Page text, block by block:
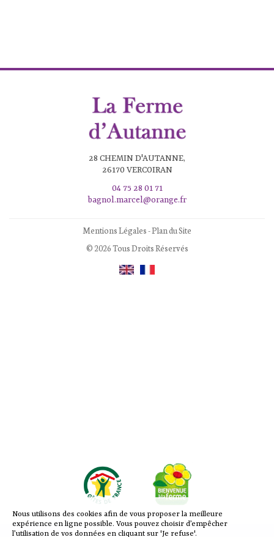
28 CHEMIN D'AUTANNE,
26170 VERCOIRAN
04 75 28 01 71
bagnol.marcel@orange.fr
Mentions Légales-Plan du Site
© 2026 Tous Droits Réservés
Nous utilisons des cookies afin de vous proposer la meilleure
expérience en ligne possible. Vous pouvez choisir d’empêcher
l’utilisation de vos données en cliquant sur 'Je refuse'.